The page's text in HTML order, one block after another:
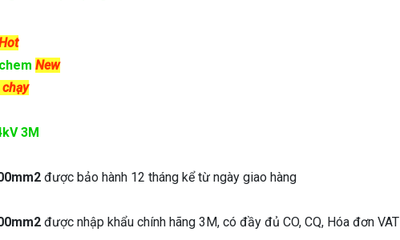
New
3M
được bảo hành 12 tháng kể từ ngày giao hàng
được nhập khẩu chính hãng 3M, có đầy đủ CO, CQ, Hóa đơn VAT